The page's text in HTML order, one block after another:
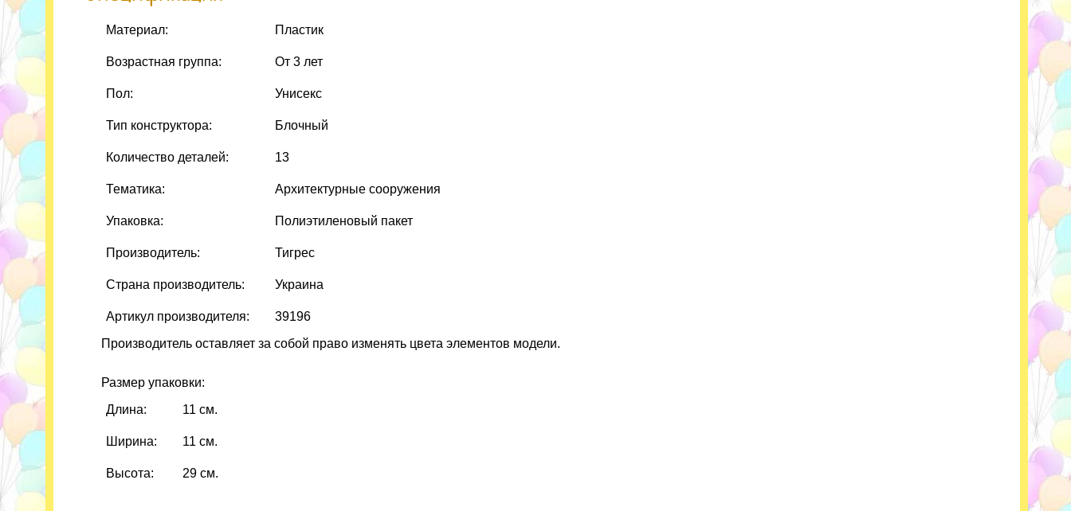
Материал: Пластик
Возрастная группа: От 3 лет
Пол: Унисекс
Тип конструктора: Блочный
Количество деталей: 13
Тематика: Архитектурные сооружения
Упаковка: Полиэтиленовый пакет
Производитель: Тигрес
Страна производитель: Украина
Артикул производителя:
39196
Производитель оставляет за собой право изменять цвета элементов модели.
Размер упаковки:
Длина:
11 см.
Ширина: 11 см.
Высота: 29 см.